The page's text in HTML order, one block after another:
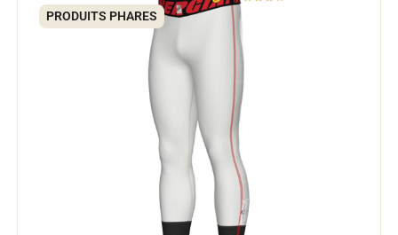
PRODUITS PHARES